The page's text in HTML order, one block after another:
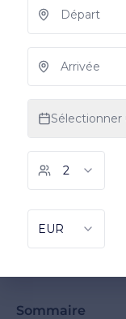
Sommaire